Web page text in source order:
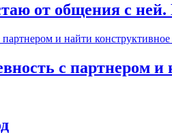
от общения с ней.
с партнером